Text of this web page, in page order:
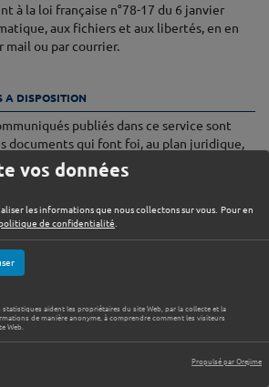
vos données
les informations que nous collectons sur vous. Pour en
de confidentialité
aident les propriétaires du site Web, par la collecte et la
de manière anonyme, à comprendre comment les visiteurs
Web.
Propulsé par Orejime
à la loi française n°78-17 du 6 janvier
aux fichiers et aux libertés, en en
mail ou par courrier.
A DISPOSITION
publiés dans ce service sont
documents qui font foi, au plan juridique,
d’annonces légales et/ou du visa des
sur le présent site est fourni à titre
d’un lien du siteCDG 74
de ce site ou de son contenu. Il
d’utiliser ces informations avec
La responsabilité de l’éditeur ne
aux informations, opinions et
par ces tiers.
ET COPYRIGHT